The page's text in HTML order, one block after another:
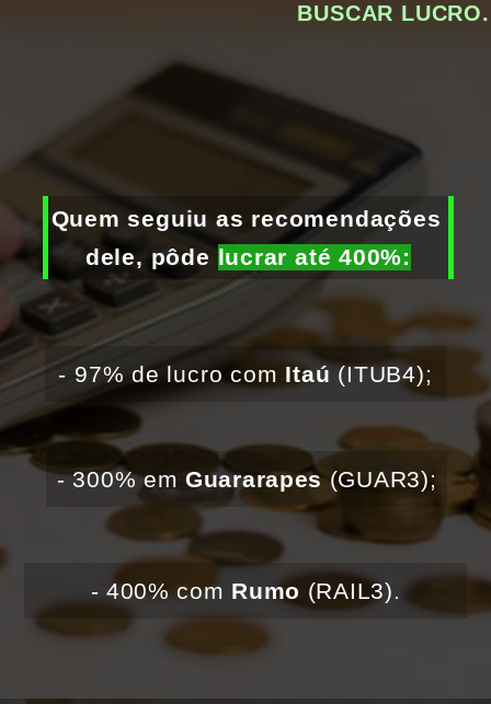
Quem seguiu as recomendações
dele, pôde lucrar até 400%:
BUSCAR LUCRO.
- 400% com Rumo (RAIL3).
- 300% em Guararapes (GUAR3);
- 97% de lucro com Itaú (ITUB4);